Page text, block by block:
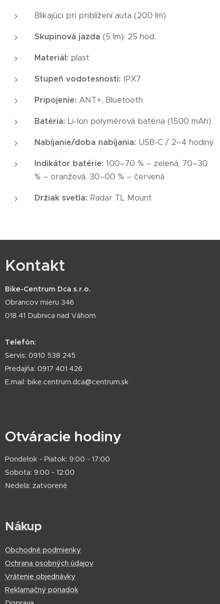
Blikajúci pri priblížení auta (200 lm)
Skupinová jazda (5 lm): 25 hod.
Materiál: plast
Stupeň vodotesnosti: IPX7
Pripojenie: ANT+, Bluetooth
Batéria: Li-Ion polymérová batéria (1500 mAh)
Nabíjanie/doba nabíjania: USB-C / 2–4 hodiny
Indikátor batérie: 100–70 % – zelená, 70–30
% – oranžová, 30–00 % – červená
Držiak svetla: Radar TL Mount
Kontakt
Bike-Centrum Dca s.r.o.
Obrancov mieru 346
018 41 Dubnica nad Váhom
Telefón:
Servis: 0910 538 245
Predajňa: 0917 401 426
E.mail: bike.centrum.dca@centrum.sk
Otváracie hodiny
Pondelok - Piatok: 9:00 - 17:00
Sobota: 9:00 - 12:00
Nedeľa: zatvorené
Nákup
Obchodné podmienky
Ochrana osobných údajov
Vrátenie objednávky
Reklamačný poriadok